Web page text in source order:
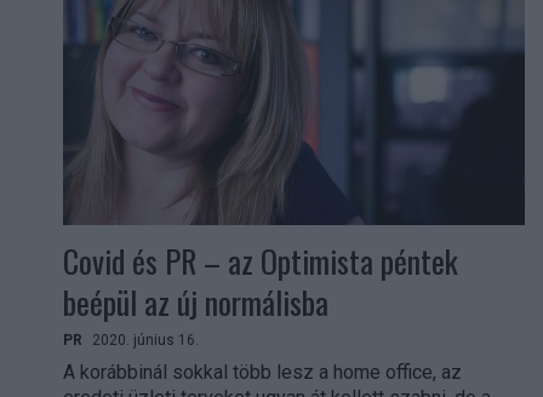
Covid és PR – az Optimista péntek
beépül az új normálisba
PR 2020. június 16.
A korábbinál sokkal több lesz a home office, az